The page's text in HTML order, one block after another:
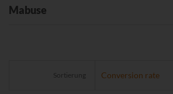
Mabuse
Sortierung